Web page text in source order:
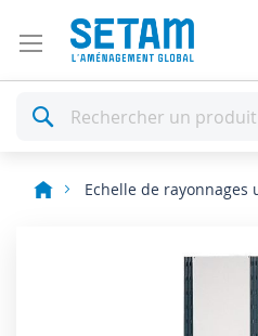
Rechercher
Echelle de rayonnages